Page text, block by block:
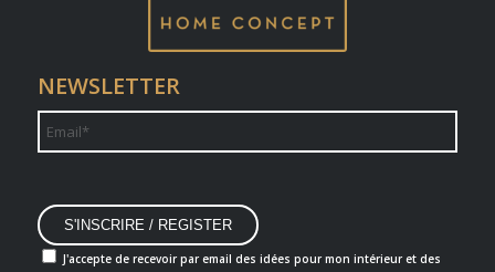
NEWSLETTER
J'accepte de recevoir par email des idées pour mon intérieur et des